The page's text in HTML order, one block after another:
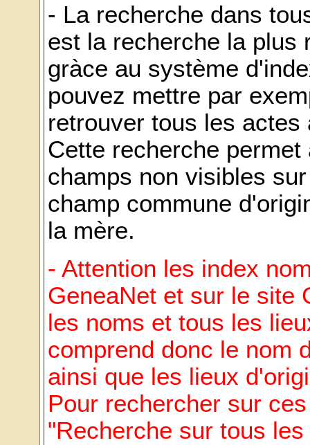
- La recherche dans
est la recherche la plus
gràce au système
pouvez mettre par
retrouver tous les
Cette recherche
champs non visibles
champ commune
la mère.
- Attention les index
GeneaNet et sur le site
les noms et tous les
comprend donc le nom
ainsi que les lieux
Pour rechercher sur
"Recherche sur tous